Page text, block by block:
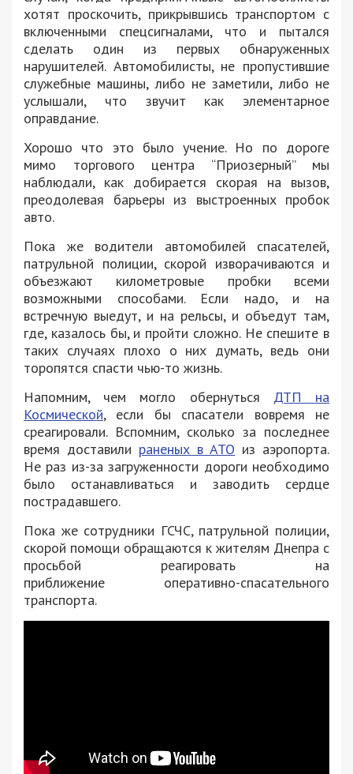
хотят проскочить, прикрывшись транспортом с
включенными спецсигналами, что и пытался
сделать один из первых обнаруженных
нарушителей. Автомобилисты, не пропустившие
служебные машины, либо не заметили, либо не
услышали, что звучит как элементарное
оправдание.
Хорошо что это было учение. Но по дороге
мимо торгового центра “Приозерный” мы
наблюдали, как добирается скорая на вызов,
преодолевая барьеры из выстроенных пробок
авто.
Пока же водители автомобилей спасателей,
патрульной полиции, скорой изворачиваются и
объезжают километровые пробки всеми
возможными способами. Если надо, и на
встречную выедут, и на рельсы, и объедут там,
где, казалось бы, и пройти сложно. Не спешите в
таких случаях плохо о них думать, ведь они
торопятся спасти чью-то жизнь.
Напомним, чем могло обернуться ДТП на
Космической, если бы спасатели вовремя не
среагировали. Вспомним, сколько за последнее
время доставили раненых в АТО из аэропорта.
Не раз из-за загруженности дороги необходимо
было останавливаться и заводить сердце
пострадавшего.
Пока же сотрудники ГСЧС, патрульной полиции,
скорой помощи обращаются к жителям Днепра с
просьбой реагировать на
приближение оперативно-спасательного
транспорта.